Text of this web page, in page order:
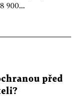
900...
před